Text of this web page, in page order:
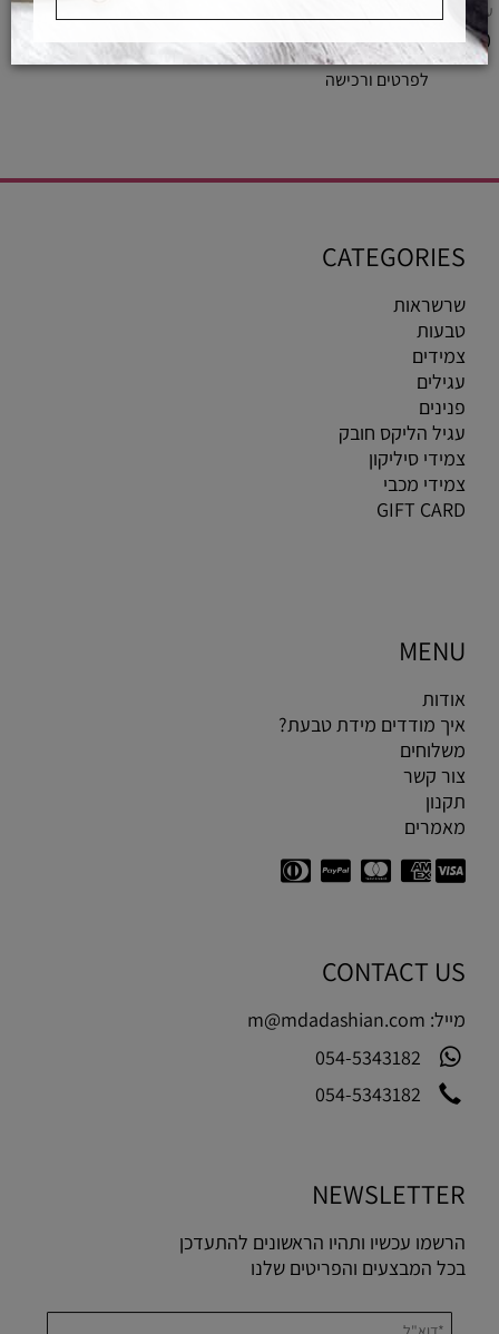
עגיל חובק הליקס בודד עם יהלומי מעבדה
₪1,690
לפרטים ורכישה
CATEGORIES
שרשראות
טבעות
צמידים
עגילים
פנינים
עגיל הליקס חובק
צמידי סיליקון
צמידי מכבי
GIFT CARD
MENU
אודות
איך מודדים מידת טבעת?
משלוחים
צור קשר
תקנון
מאמרים
CONTACT US
מייל: m@mdadashian.com
054-5343182
054-5343182
NEWSLETTER
הרשמו עכשיו ותהיו הראשונים להתעדכן
בכל המבצעים והפריטים שלנו